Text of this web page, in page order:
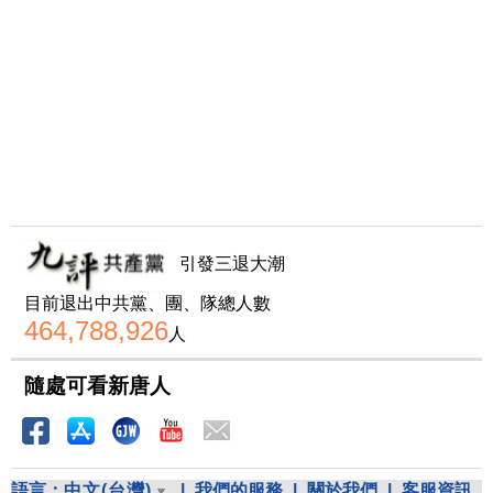
引發三退大潮
目前退出中共黨、團、隊總人數
464,788,926人
隨處可看新唐人